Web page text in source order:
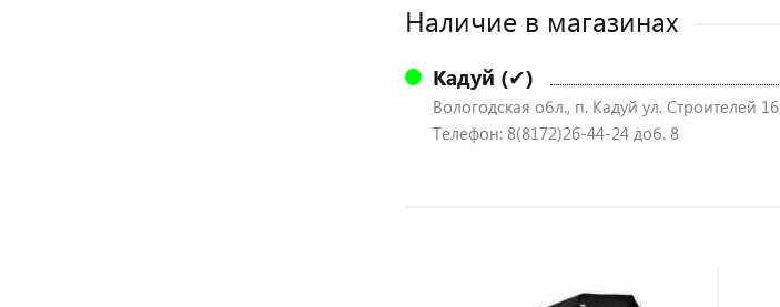
Наличие в магазинах
Кадуй (✔)
Вологодская обл., п. Кадуй ул. Строителей 16
Телефон: 8(8172)26-44-24 доб. 8